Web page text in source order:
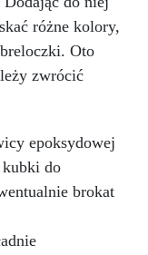
różne kolory,
Oto
zwrócić
epoksydowej
kubki do
brokat